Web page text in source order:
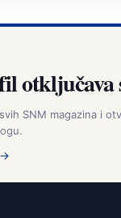
otključava
SNM magazina i